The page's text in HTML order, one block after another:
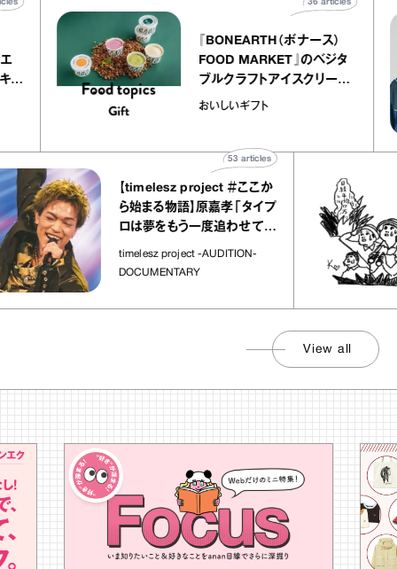
トリエ
プ キャ
40articles
『BONEARTH（ボナース）
FOOD MARKET』のベジタ
ブルクラフトアイスクリーム
｜真野知子の「おいしいギフ
おいしいギフト
36articles
【timelesz project ＃ここか
ら始まる物語】原嘉孝「タイプ
ロは夢をもう一度追わせてく
れた場所」
timelesz project -AUDITION-
DOCUMENTARY
articles
View all